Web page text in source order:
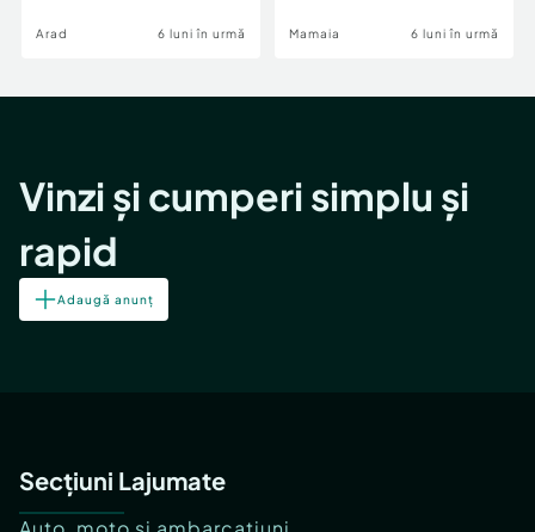
Arad 6 luni în urmă Mamaia 6 luni în urmă
Vinzi și cumperi simplu și
rapid
Adaugă anunț
Secțiuni Lajumate